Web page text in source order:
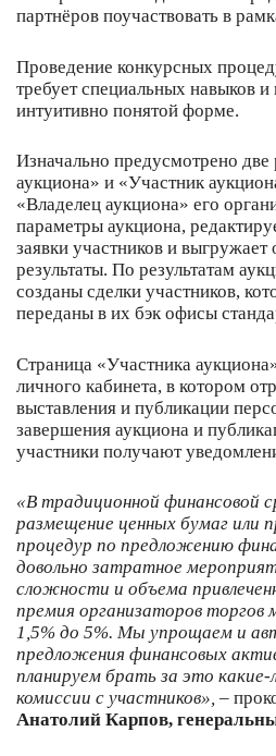
партнёров поучаствовать в
Проведение конкурсных
требует специальных навыков
интуитивно понятой форме.
Изначально предусмотрено
аукциона» и «Участник
«Владелец аукциона» его
параметры аукциона,
заявки участников и выгружает
результаты. По результатам
созданы сделки участников,
переданы в их бэк офисы
Страница «Участника
личного кабинета, в котором
выставления и публикации
завершения аукциона и
участники получают
«В традиционной финансовой
размещение ценных бумаг или
процедур по предложению
довольно затратное
сложности и объема
премия организаторов
1,5% до 5%. Мы упрощаем и
предложения финансовых
планируем брать за это
комиссии с участников», –
Анатолий Карпов,